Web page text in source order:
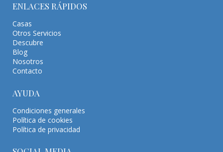
ENLACES RÁPIDOS
Casas
Otros Servicios
Descubre
Blog
Nosotros
Contacto
AYUDA
Condiciones generales
Política de cookies
Política de privacidad